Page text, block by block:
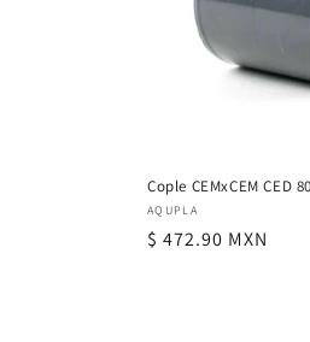
n
:
Cople CEMxCEM CED
Proveedor:
AQUPLA
Precio
$ 472.90 MXN